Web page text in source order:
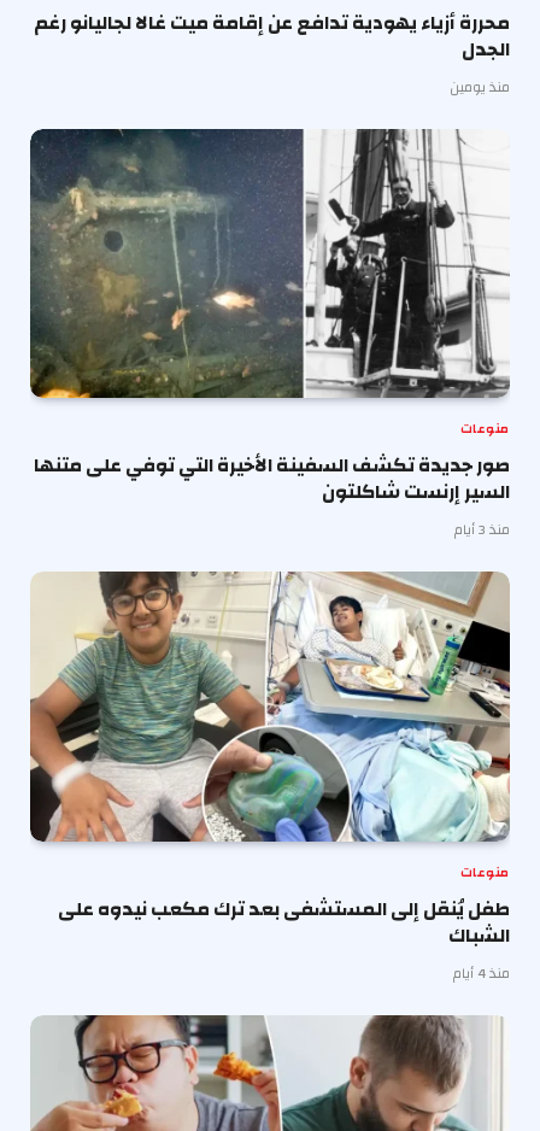
محررة أزياء يهودية تدافع عن إقامة ميت غالا لجاليانو رغم
الجدل
منذ يومين
منوعات
صور جديدة تكشف السفينة الأخيرة التي توفي على متنها
السير إرنست شاكلتون
منذ 3 أيام
منوعات
طفل يُنقل إلى المستشفى بعد ترك مكعب نيدوه على
الشباك
منذ 4 أيام